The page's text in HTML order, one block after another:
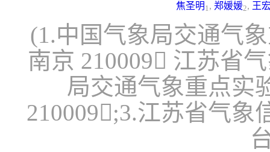
焦圣明 1,郑媛媛2, 王
(1.中国气象局交通气
南京 210009 江苏省
局交通气象重点实
210009;3.江苏省气象